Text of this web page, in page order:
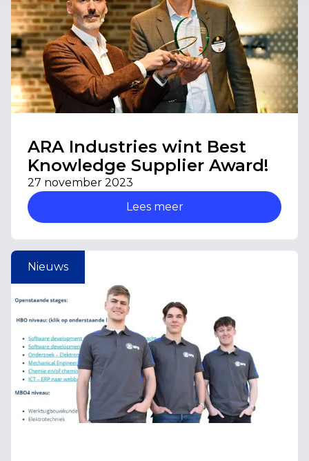
ARA Industries wint Best
Knowledge Supplier Award!
27 november 2023
Lees meer
Nieuws